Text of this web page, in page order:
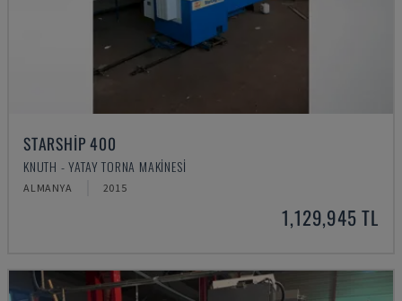
STARSHIP 400
KNUTH - YATAY TORNA MAKINESI
ALMANYA 2015
1,129,945 TL